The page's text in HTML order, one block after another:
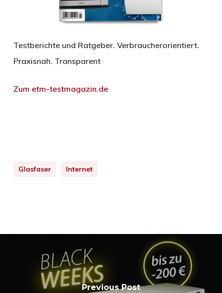
Testberichte und Ratgeber. Verbraucherorientiert.
Praxisnah. Transparent
Zum etm-testmagazin.de
Glasfaser Internet
Previous Post